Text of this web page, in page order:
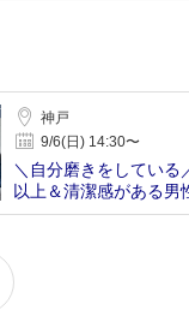
神戸
9/6(日) 14:30〜
＼自分磨きをしている
以上＆清潔感がある男